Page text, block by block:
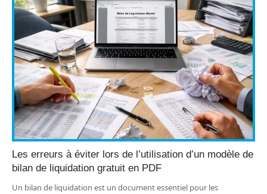
Les erreurs à éviter lors de l’utilisation d’un modèle de
bilan de liquidation gratuit en PDF
Un bilan de liquidation est un document essentiel pour les